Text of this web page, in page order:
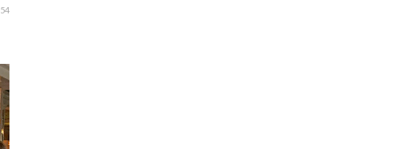
54